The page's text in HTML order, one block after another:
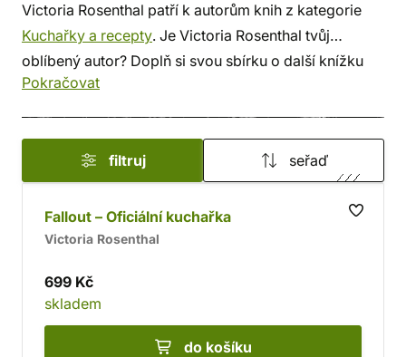
Victoria Rosenthal patří k autorům knih z kategorie
Kuchařky a recepty. Je Victoria Rosenthal tvůj
oblíbený autor? Doplň si svou sbírku o další knížku
tohoto spisovatele, nebo si prohlédni
srdcem, někdo podle autora. U nás si vybereš z méně
známých i z těch proslulých. ✔️ Nabízíme levnou
dopravu, rychlé dodání a bezpečný nákup!
Pokračovat
filtruj seřaď
Fallout – Oficiální kuchařka
Victoria Rosenthal
699 Kč
skladem
do košíku